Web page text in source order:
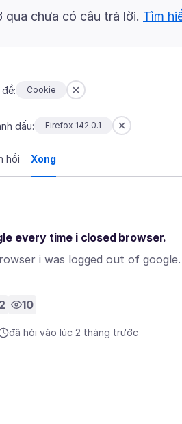
qua chưa có câu trả lời. Tìm
Cookie
dấu: Firefox 142.0.1
hồi Xong
every time i closed browser.
i was logged out of
2 10
đã hỏi vào lúc 2 tháng trước